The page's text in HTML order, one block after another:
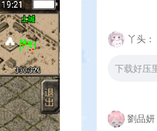
丫头：
下载好压
劉品妍